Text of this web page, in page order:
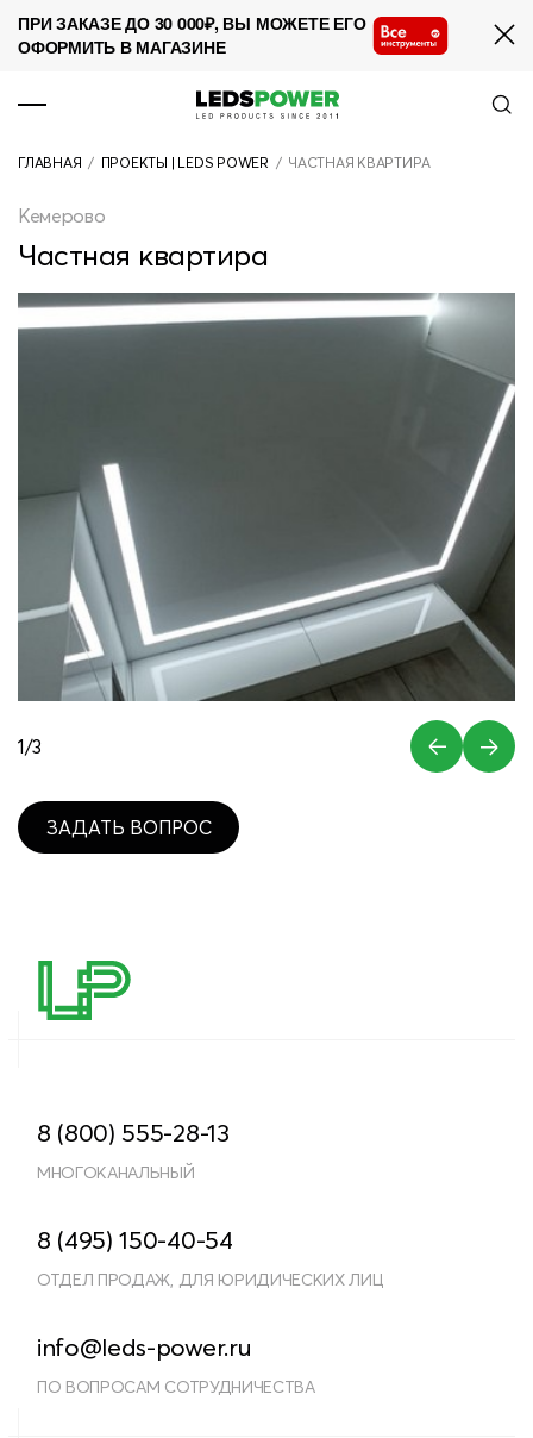
ПРИ ЗАКАЗЕ ДО 30 000₽, ВЫ МОЖЕТЕ ЕГО
ОФОРМИТЬ В МАГАЗИНЕ
О КОМПАНИИ
СОТРУДНИЧЕСТВО
ПРОЕКТЫ
ГЛАВНАЯ / ПРОЕКТЫ | LEDS POWER / ЧАСТНАЯ КВАРТИРА
Кемерово
Частная квартира
1/3
ЗАДАТЬ ВОПРОС
ЗАДАТЬ ВОПРОС
8 (800) 555-28-13
МНОГОКАНАЛЬНЫЙ
8 (495) 150-40-54
ОТДЕЛ ПРОДАЖ, ДЛЯ ЮРИДИЧЕСКИХ ЛИЦ
info@leds-power.ru
ПО ВОПРОСАМ СОТРУДНИЧЕСТВА